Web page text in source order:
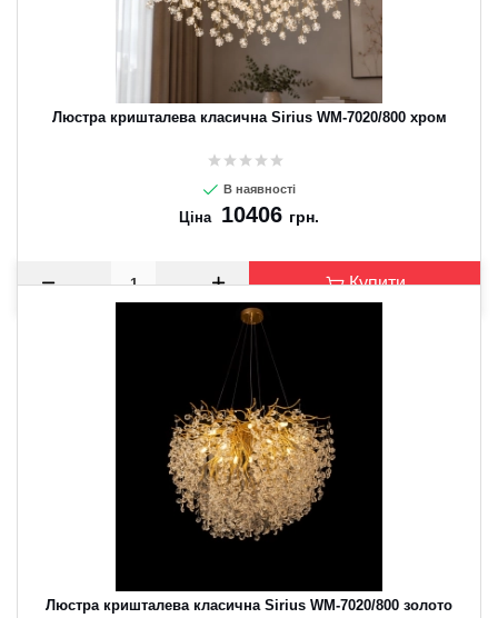
Люстра кришталева класична Sirius WM-7020/800 хром
В наявності
Ціна 10406 грн.
Купити
Люстра кришталева класична Sirius WM-7020/800 золото